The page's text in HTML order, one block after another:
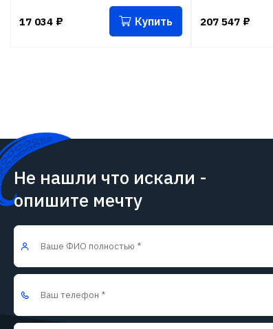
17 034 ₽ Купить 207 547 ₽
Не нашли что искали -
опишите мечту